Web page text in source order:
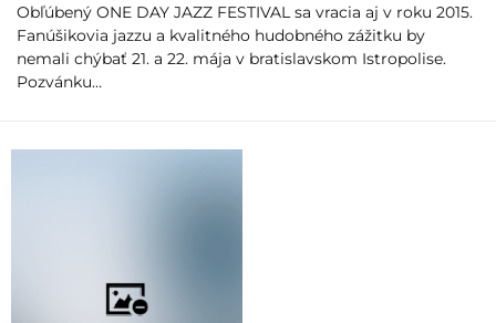
Obľúbený ONE DAY JAZZ FESTIVAL sa vracia aj v roku 2015.
Fanúšikovia jazzu a kvalitného hudobného zážitku by
nemali chýbať 21. a 22. mája v bratislavskom Istropolise.
Pozvánku…